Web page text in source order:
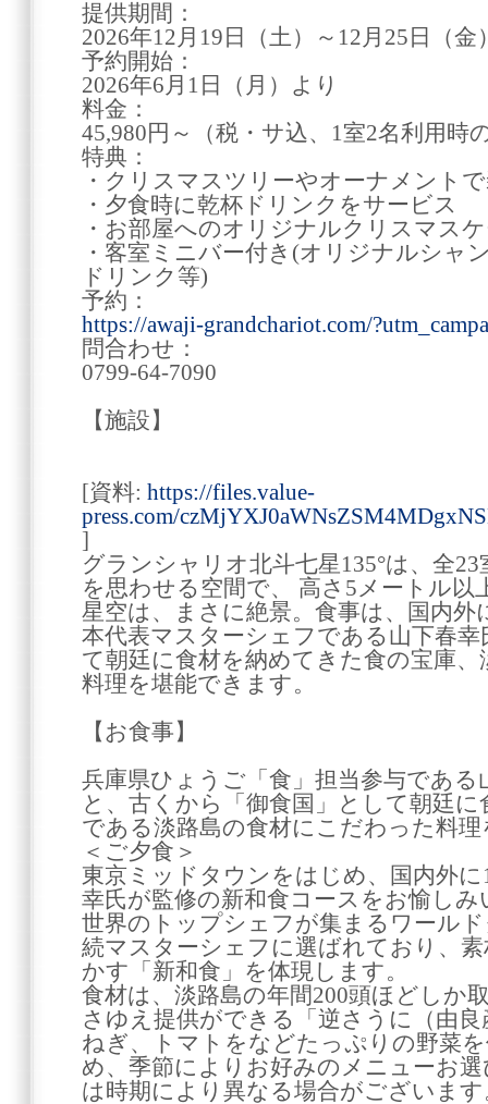
提供期間：
2026年12月19日（土）～12月25日（金
予約開始：
2026年6月1日（月）より
料金：
45,980円～（税・サ込、1室2名利用時
特典：
・クリスマスツリーやオーナメント
・夕食時に乾杯ドリンクをサービス
・お部屋へのオリジナルクリスマス
・客室ミニバー付き(オリジナルシャ
ドリンク等)
予約：
https://awaji-grandchariot.com/
問合わせ：
0799-64-7090
【施設】
[資料: https://files.value-
press.com/
]
グランシャリオ北斗七星135°は、全
を思わせる空間で、 高さ5メートル以
星空は、まさに絶景。食事は、国内外
本代表マスターシェフである山下春
て朝廷に食材を納めてきた食の宝庫
料理を堪能できます。
【お食事】
兵庫県ひょうご「食」担当参与であ
と、古くから「御食国」として朝廷
である淡路島の食材にこだわった料
＜ご夕食＞
東京ミッドタウンをはじめ、国内外
幸氏が監修の新和食コースをお愉し
世界のトップシェフが集まるワール
続マスターシェフに選ばれており、
かす「新和食」を体現します。
食材は、淡路島の年間200頭ほどしか
さゆえ提供ができる「逆さうに（由
ねぎ、トマトをなどたっぷりの野菜
め、季節によりお好みのメニューお
は時期により異なる場合がございます